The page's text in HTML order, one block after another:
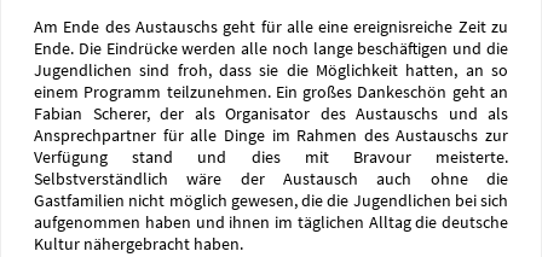
Am Ende des Austauschs geht für alle eine ereignisreiche Zeit zu
Ende. Die Eindrücke werden alle noch lange beschäftigen und die
Jugendlichen sind froh, dass sie die Möglichkeit hatten, an so
einem Programm teilzunehmen. Ein großes Dankeschön geht an
Fabian Scherer, der als Organisator des Austauschs und als
Ansprechpartner für alle Dinge im Rahmen des Austauschs zur
Verfügung stand und dies mit Bravour meisterte.
Selbstverständlich wäre der Austausch auch ohne die
Gastfamilien nicht möglich gewesen, die die Jugendlichen bei sich
aufgenommen haben und ihnen im täglichen Alltag die deutsche
Kultur nähergebracht haben.